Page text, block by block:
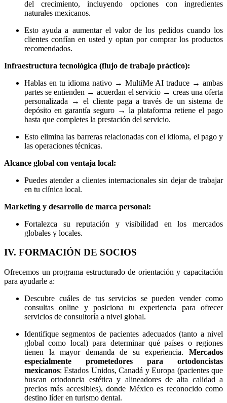
del crecimiento, incluyendo opciones con ingredientes
naturales mexicanos.
Esto ayuda a aumentar el valor de los pedidos cuando los
clientes confían en usted y optan por comprar los productos
recomendados.
Infraestructura tecnológica (flujo de trabajo práctico):
Hablas en tu idioma nativo → MultiMe AI traduce → ambas
partes se entienden → acuerdan el servicio → creas una oferta
personalizada → el cliente paga a través de un sistema de
depósito en garantía seguro → la plataforma retiene el pago
hasta que completes la prestación del servicio.
Esto elimina las barreras relacionadas con el idioma, el pago y
las operaciones técnicas.
Alcance global con ventaja local:
Puedes atender a clientes internacionales sin dejar de trabajar
en tu clínica local.
Marketing y desarrollo de marca personal:
Fortalezca su reputación y visibilidad en los mercados
globales y locales.
IV. FORMACIÓN DE SOCIOS
Ofrecemos un programa estructurado de orientación y capacitación
para ayudarle a:
Descubre cuáles de tus servicios se pueden vender como
consultas online y posiciona tu experiencia para ofrecer
servicios de consultoría a nivel global.
Identifique segmentos de pacientes adecuados (tanto a nivel
global como local) para determinar qué países o regiones
tienen la mayor demanda de su experiencia. Mercados
especialmente prometedores para ortodoncistas
mexicanos: Estados Unidos, Canadá y Europa (pacientes que
buscan ortodoncia estética y alineadores de alta calidad a
precios más accesibles), donde México es reconocido como
destino líder en turismo dental.